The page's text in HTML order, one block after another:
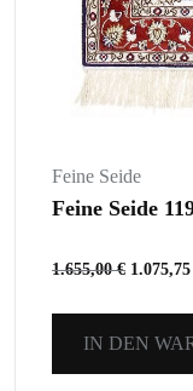
Feine Seide
Feine Seide
1.655,00€ 1.075,75
IN DEN